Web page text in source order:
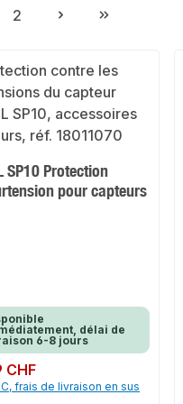
Page
2
SP10 Protection
pour capteurs
délai de
6-8 jours
:
CHF
frais de livraison en sus